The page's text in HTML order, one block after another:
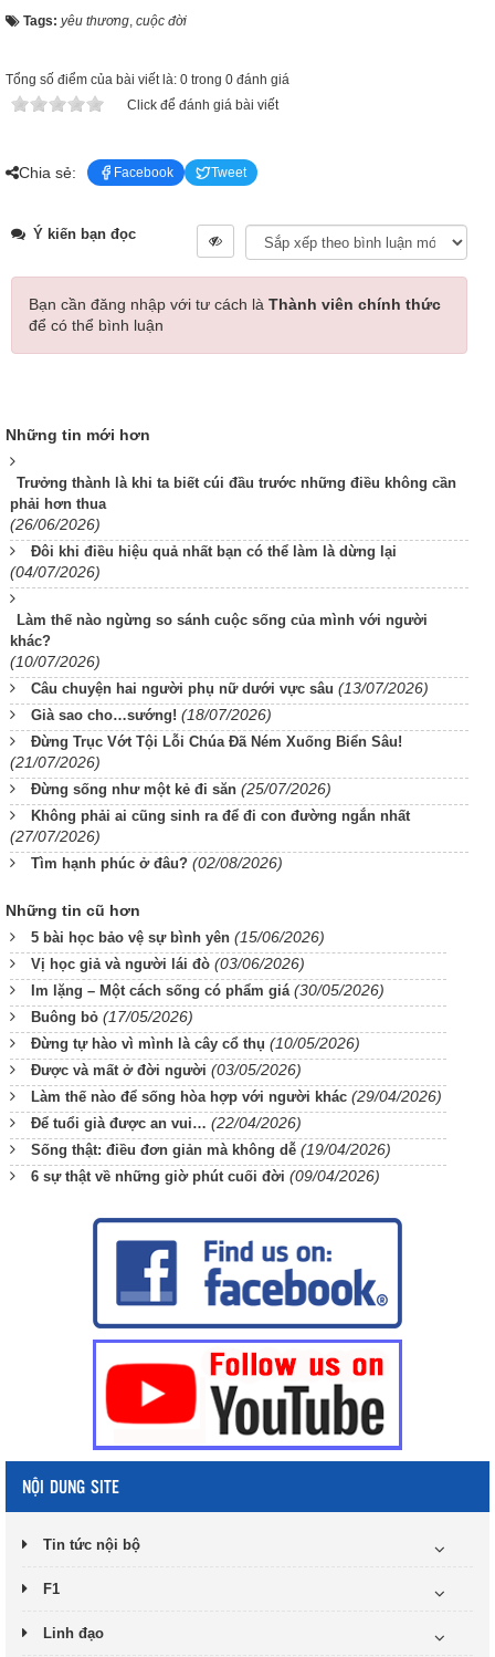
Tags: yêu thương, cuộc đời
Tổng số điểm của bài viết là: 0 trong 0 đánh giá
Click để đánh giá bài viết
Chia sẻ: Facebook Tweet
Ý kiến bạn đọc
Bạn cần đăng nhập với tư cách là Thành viên chính thức
để có thể bình luận
Những tin mới hơn
Trưởng thành là khi ta biết cúi đầu trước những điều không cần
phải hơn thua
(26/06/2026)
Đôi khi điều hiệu quả nhất bạn có thể làm là dừng lại
(04/07/2026)
Làm thế nào ngừng so sánh cuộc sống của mình với người
khác?
(10/07/2026)
Câu chuyện hai người phụ nữ dưới vực sâu (13/07/2026)
Già sao cho…sướng! (18/07/2026)
Đừng Trục Vớt Tội Lỗi Chúa Đã Ném Xuống Biển Sâu!
(21/07/2026)
Đừng sống như một kẻ đi săn (25/07/2026)
Không phải ai cũng sinh ra để đi con đường ngắn nhất
(27/07/2026)
Tìm hạnh phúc ở đâu? (02/08/2026)
Những tin cũ hơn
5 bài học bảo vệ sự bình yên (15/06/2026)
Vị học giả và người lái đò (03/06/2026)
Im lặng – Một cách sống có phẩm giá (30/05/2026)
Buông bỏ (17/05/2026)
Đừng tự hào vì mình là cây cổ thụ (10/05/2026)
Được và mất ở đời người (03/05/2026)
Làm thế nào để sống hòa hợp với người khác (29/04/2026)
Để tuổi già được an vui… (22/04/2026)
Sống thật: điều đơn giản mà không dễ (19/04/2026)
6 sự thật về những giờ phút cuối đời (09/04/2026)
NỘI DUNG SITE
Tin tức nội bộ
F1
Linh đạo